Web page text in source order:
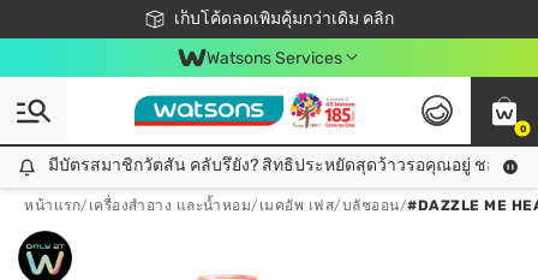
เก็บโค้ดลดเพิ่มคุ้มกว่าเดิม คลิก
ชอปออนไลน์ครั้งแรก ลดเพิ่มจุก ๆ 10%! 🎉
📦ส่งฟรี! เมื่อชอป 499฿
สมาชิกวัตสัน คลับดียังไง?
Watsons Services
0
มีบัตรสมาชิกวัตสัน คลับรึยัง? สิทธิประหยัดสุดว้าวรอคุณอยู่ ชอปคุ้มกว่าเดิม คลิก!
มีบัตรสมาชิกวัตสัน คลับรึยัง? สิทธิประหยัดสุดว้าวรอคุณอยู่ ชอปคุ้มก
หน้าแรก/ เครื่องสำอาง และน้ำหอม/ เมคอัพ เฟส/บลัชออน/#DAZZLE ME